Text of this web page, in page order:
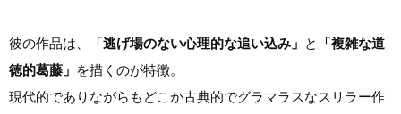
彼の作品は、 「逃げ場のない心理的な追い込み」 と
「複雑な道
徳的葛藤」 を描くのが特徴。
現代的でありながらもどこか古典的でグラマラスなスリラー作